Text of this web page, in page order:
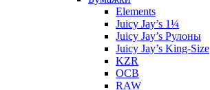
Elements
Juicy Jay’s 1¼
Juicy Jay’s Рулоны
Juicy Jay’s King-Size
KZR
OCB
RAW